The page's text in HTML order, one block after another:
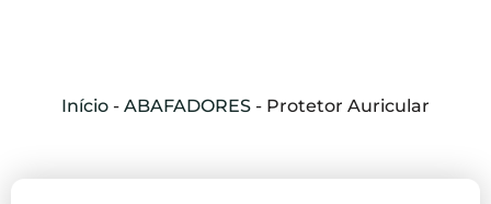
Início - ABAFADORES - Protetor Auricular